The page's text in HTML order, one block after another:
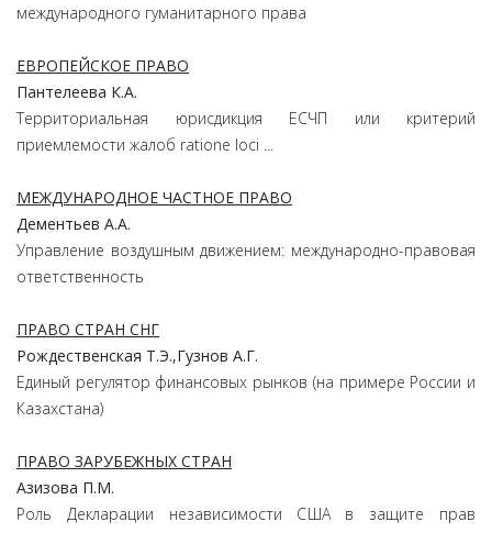
международного гуманитарного права
ЕВРОПЕЙСКОЕ ПРАВО
Пантелеева К.А.
Территориальная юрисдикция ЕСЧП или критерий
приемлемости жалоб ratione loci ...
МЕЖДУНАРОДНОЕ ЧАСТНОЕ ПРАВО
Дементьев А.А.
Управление воздушным движением: международно-правовая
ответственность
ПРАВО СТРАН СНГ
Рождественская Т.Э.,Гузнов А.Г.
Единый регулятор финансовых рынков (на примере России и
Казахстана)
ПРАВО ЗАРУБЕЖНЫХ СТРАН
Азизова П.М.
Роль Декларации независимости США в защите прав